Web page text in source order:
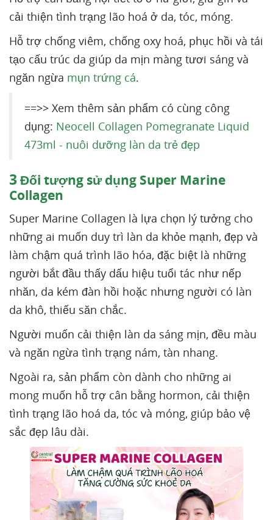
cải thiện tình trạng lão hoá ở da, tóc, móng.
Hỗ trợ chống viêm, chống oxy hoá, phục hồi và tái
tạo cấu trúc da giúp da mịn màng tươi sáng và
ngăn ngừa mụn trứng cá.
==>> Xem thêm sản phẩm có cùng công
dụng: Neocell Collagen Pomegranate Liquid
473ml - nuôi dưỡng làn da trẻ đẹp
3Đối tượng sử dụng Super Marine
Collagen
Super Marine Collagen là lựa chọn lý tưởng cho
những ai muốn duy trì làn da khỏe mạnh, đẹp và
làm chậm quá trình lão hóa, đặc biệt là những
người bắt đầu thấy dấu hiệu tuổi tác như nếp
nhăn, da kém đàn hồi hoặc nhưng người có làn
da khô, thiếu săn chắc.
Người muốn cải thiện làn da sáng mịn, đều màu
và ngăn ngừa tình trạng nám, tàn nhang.
Ngoài ra, sản phẩm còn dành cho những ai
mong muốn hỗ trợ cân bằng hormon, cải thiện
tình trạng lão hoá da, tóc và móng, giúp bảo vệ
sắc đẹp lâu dài.